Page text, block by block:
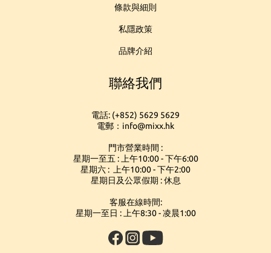
條款與細則
私隱政策
品牌介紹
聯絡我們
電話: (+852) 5629 5629
電郵：info@mixx.hk
門市營業時間 :
星期一至五 : 上午10:00 - 下午6:00
星期六 : 上午10:00 - 下午2:00
星期日及公眾假期 : 休息
客服在線時間:
星期一至日 : 上午8:30 - 凌晨1:00